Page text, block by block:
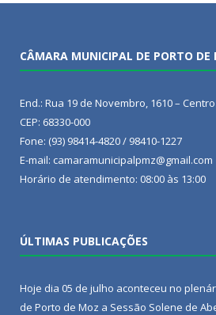
CÂMARA MUNICIPAL DE PORTO DE
End.: Rua 19 de Novembro, 1610 – Centro
CEP: 68330-000
Fone: (93) 98414-4820 / 98410-1227
E-mail: camaramunicipalpmz@gmail.com
Horário de atendimento: 08:00 às 13:00
ÚLTIMAS PUBLICAÇÕES
Hoje dia 05 de julho aconteceu no
de Porto de Moz a Sessão Solene de